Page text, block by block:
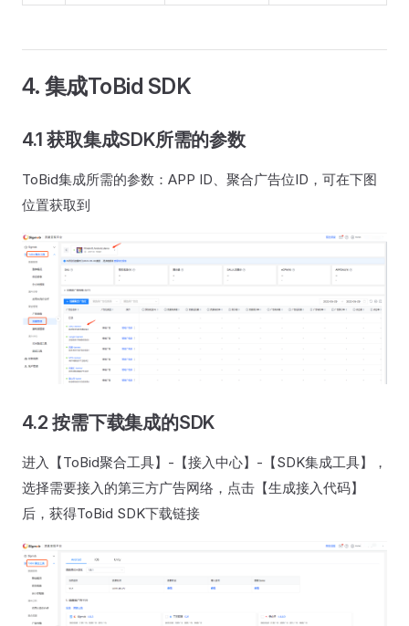
4. 集成ToBid SDK
4.1 获取集成SDK所需的参数
ToBid集成所需的参数：APP ID、聚合广告位ID，可在下图
位置获取到
4.2 按需下载集成的SDK
进入【ToBid聚合工具】-【接入中心】-【SDK集成工具】，
选择需要接入的第三方广告网络，点击【生成接入代码】
后，获得ToBid SDK下载链接